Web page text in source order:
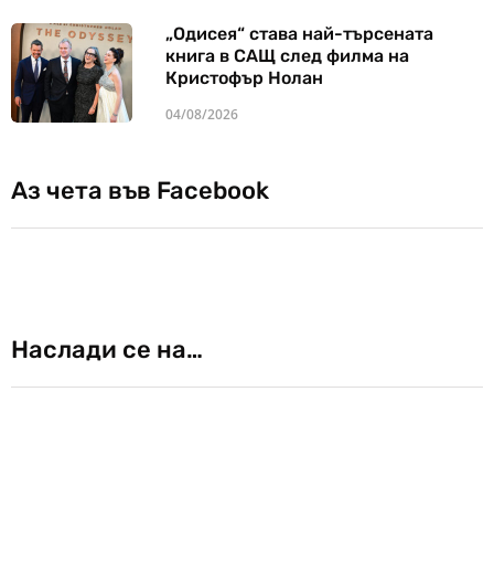
„Одисея“ става най-търсената
книга в САЩ след филма на
Кристофър Нолан
04/08/2026
Аз чета във Facebook
Наслади се на…